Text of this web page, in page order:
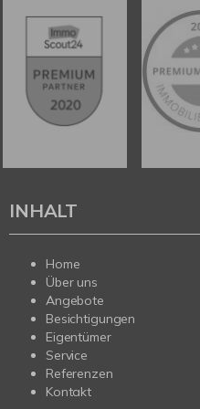
INHALT
Home
Über uns
Angebote
Besichtigungen
Eigentümer
Service
Referenzen
Kontakt